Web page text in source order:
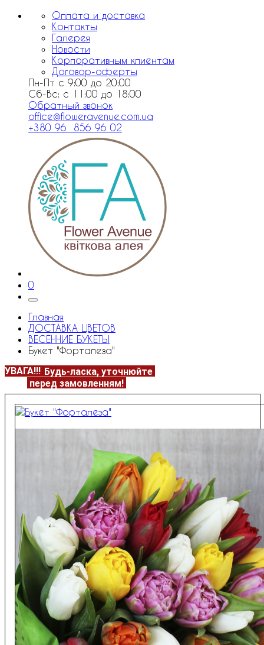
Оплата и доставка
Контакты
Галерея
Новости
Корпоративным клиентам
Договор-оферты
Пн-Пт с 9:00 до 20:00
Сб-Вс: с 11:00 до 18:00
Обратный звонок
office@floweravenue.com.ua
+380 96 856 96 02
0
Главная
ДОСТАВКА ЦВЕТОВ
ВЕСЕННИЕ БУКЕТЫ
Букет "Форталеза"
УВАГА!!! Будь-ласка, уточнюйте
перед замовленням!
Подробнее:https://